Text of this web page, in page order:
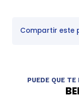
Compartir este
PUEDE QUE